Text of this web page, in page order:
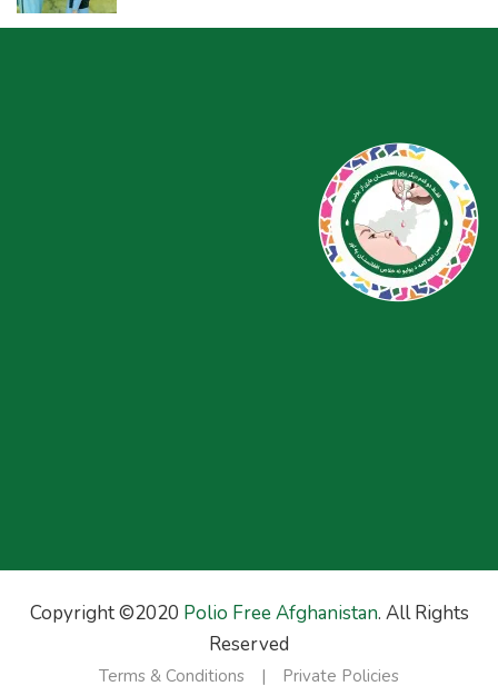
Copyright ©2020 Polio Free Afghanistan. All Rights
Reserved
Private Policies
Terms & Conditions